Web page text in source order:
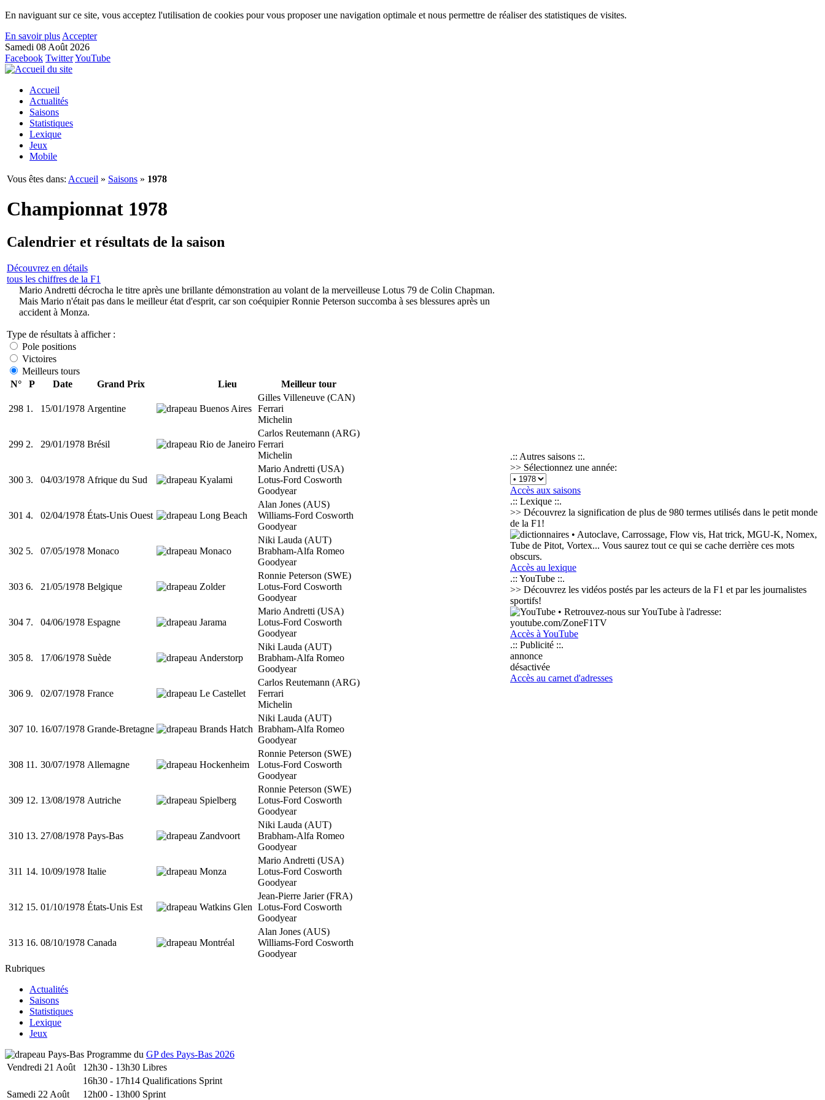
En naviguant sur ce site, vous acceptez l'utilisation de cookies pour vous proposer une navigation optimale et nous permettre de réaliser des statistiques de visites.
En savoir plus Accepter
Samedi 08 Août 2026
Facebook TwitterYouTube
Accueil
Actualités
Saisons
Statistiques
Lexique
Jeux
Mobile
Vous êtes dans: Accueil » Saisons » 1978
Championnat 1978
Calendrier et résultats de la saison
Découvrez en détails
tous les chiffres de la F1
Mario Andretti décrocha le titre après une brillante démonstration au volant de la merveilleuse Lotus 79 de Colin Chapman.
Mais Mario n'était pas dans le meilleur état d'esprit, car son coéquipier Ronnie Peterson succomba à ses blessures après un
accident à Monza.
Type de résultats à afficher :
Pole positions
Victoires
Meilleurs tours
N°
P Date Grand Prix Lieu Meilleur tour
298 1. 15/01/1978 Argentine Buenos Aires
Gilles Villeneuve (CAN)
Ferrari
Michelin
299 2. 29/01/1978 Brésil Rio de Janeiro
Carlos Reutemann (ARG)
Ferrari
Michelin
300 3. 04/03/1978 Afrique du Sud Kyalami
Mario Andretti (USA)
Lotus-Ford Cosworth
Goodyear
301 4. 02/04/1978 États-Unis Ouest Long Beach
Alan Jones (AUS)
Williams-Ford Cosworth
Goodyear
302 5. 07/05/1978 Monaco Monaco
Niki Lauda (AUT)
Brabham-Alfa Romeo
Goodyear
303 6. 21/05/1978 Belgique Zolder
Ronnie Peterson (SWE)
Lotus-Ford Cosworth
Goodyear
304 7. 04/06/1978 Espagne Jarama
Mario Andretti (USA)
Lotus-Ford Cosworth
Goodyear
305 8. 17/06/1978 Suède Anderstorp
Niki Lauda (AUT)
Brabham-Alfa Romeo
Goodyear
306 9. 02/07/1978 France Le Castellet
Carlos Reutemann (ARG)
Ferrari
Michelin
307 10. 16/07/1978 Grande-Bretagne Brands Hatch
Niki Lauda (AUT)
Brabham-Alfa Romeo
Goodyear
308 11. 30/07/1978 Allemagne Hockenheim
Ronnie Peterson (SWE)
Lotus-Ford Cosworth
Goodyear
309 12. 13/08/1978 Autriche Spielberg
Ronnie Peterson (SWE)
Lotus-Ford Cosworth
Goodyear
310 13. 27/08/1978 Pays-Bas Zandvoort
Niki Lauda (AUT)
Brabham-Alfa Romeo
Goodyear
311 14. 10/09/1978 Italie Monza
Mario Andretti (USA)
Lotus-Ford Cosworth
Goodyear
312 15. 01/10/1978 États-Unis Est Watkins Glen
Jean-Pierre Jarier (FRA)
Lotus-Ford Cosworth
Goodyear
313 16. 08/10/1978 Canada Montréal
Alan Jones (AUS)
Williams-Ford Cosworth
Goodyear
.:: Autres saisons ::.
>> Sélectionnez une année:
Accès aux saisons
.:: Lexique ::.
>> Découvrez la signification de plus de 980 termes utilisés dans le petit monde
de la F1!
• Autoclave, Carrossage, Flow vis, Hat trick, MGU-K, Nomex,
Tube de Pitot, Vortex... Vous saurez tout ce qui se cache derrière ces mots
obscurs.
Accès au lexique
.:: YouTube ::.
>> Découvrez les vidéos postés par les acteurs de la F1 et par les journalistes
sportifs!
• Retrouvez-nous sur YouTube à l'adresse:
youtube.com/ZoneF1TV
Accès à YouTube
.:: Publicité ::.
annonce
désactivée
Accès au carnet d'adresses
Rubriques
Actualités
Saisons
Statistiques
Lexique
Jeux
Programme du GP des Pays-Bas 2026
Vendredi 21 Août
12h30 - 13h30 Libres
16h30 - 17h14 Qualifications Sprint
Samedi 22 Août
12h00 - 13h00 Sprint